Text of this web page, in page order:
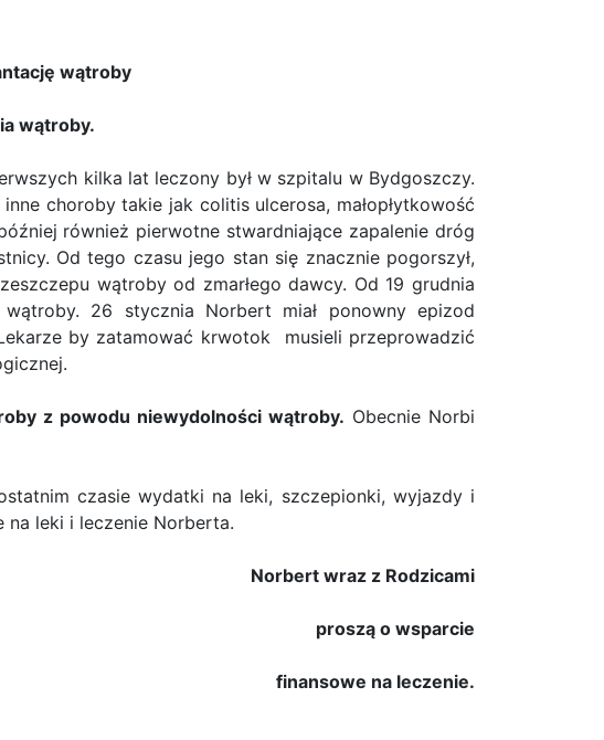
wątroby
wątroby.
kilka lat leczony był w szpitalu w Bydgoszczy.
choroby takie jak colitis ulcerosa, małopłytkowość
również pierwotne stwardniające zapalenie dróg
Od tego czasu jego stan się znacznie pogorszył,
wątroby od zmarłego dawcy. Od 19 grudnia
26 stycznia Norbert miał ponowny epizod
by zatamować krwotok musieli przeprowadzić
z powodu niewydolności wątroby. Obecnie Norbi
czasie wydatki na leki, szczepionki, wyjazdy i
leki i leczenie Norberta.
Norbert wraz z Rodzicami
proszą o wsparcie
finansowe na leczenie.